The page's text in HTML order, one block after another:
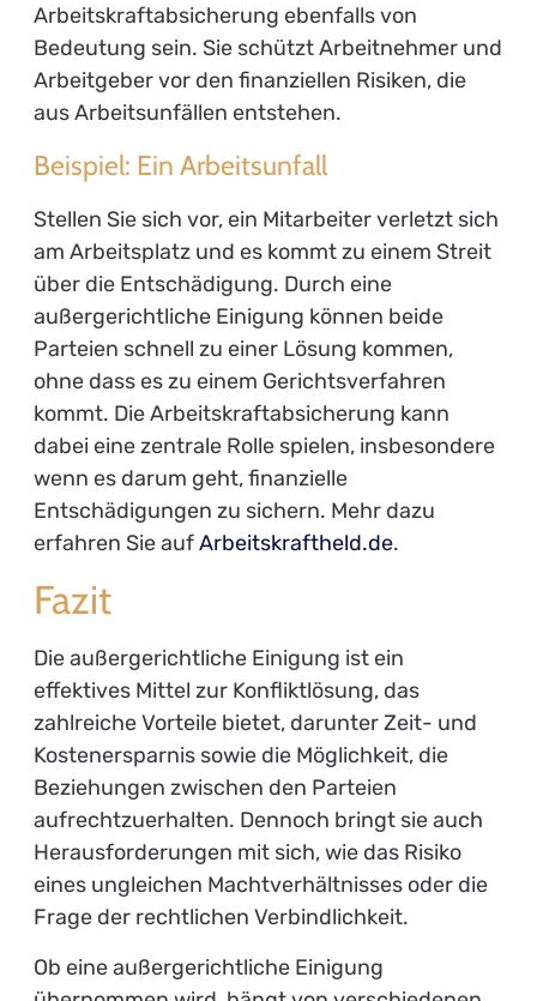
Arbeitskraftabsicherung ebenfalls von
Bedeutung sein. Sie schützt Arbeitnehmer und
Arbeitgeber vor den finanziellen Risiken, die
aus Arbeitsunfällen entstehen.
Beispiel: Ein Arbeitsunfall
Stellen Sie sich vor, ein Mitarbeiter verletzt sich
am Arbeitsplatz und es kommt zu einem Streit
über die Entschädigung. Durch eine
außergerichtliche Einigung können beide
Parteien schnell zu einer Lösung kommen,
ohne dass es zu einem Gerichtsverfahren
kommt. Die Arbeitskraftabsicherung kann
dabei eine zentrale Rolle spielen, insbesondere
wenn es darum geht, finanzielle
Entschädigungen zu sichern. Mehr dazu
erfahren Sie aufArbeitskraftheld.de.
Fazit
Die außergerichtliche Einigung ist ein
effektives Mittel zur Konfliktlösung, das
zahlreiche Vorteile bietet, darunter Zeit- und
Kostenersparnis sowie die Möglichkeit, die
Beziehungen zwischen den Parteien
aufrechtzuerhalten. Dennoch bringt sie auch
Herausforderungen mit sich, wie das Risiko
eines ungleichen Machtverhältnisses oder die
Frage der rechtlichen Verbindlichkeit.
Ob eine außergerichtliche Einigung